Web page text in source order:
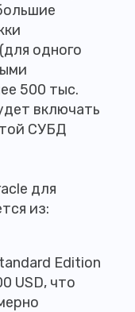
одного
500 тыс.
включать
СУБД
для
из:
Edition
USD, что